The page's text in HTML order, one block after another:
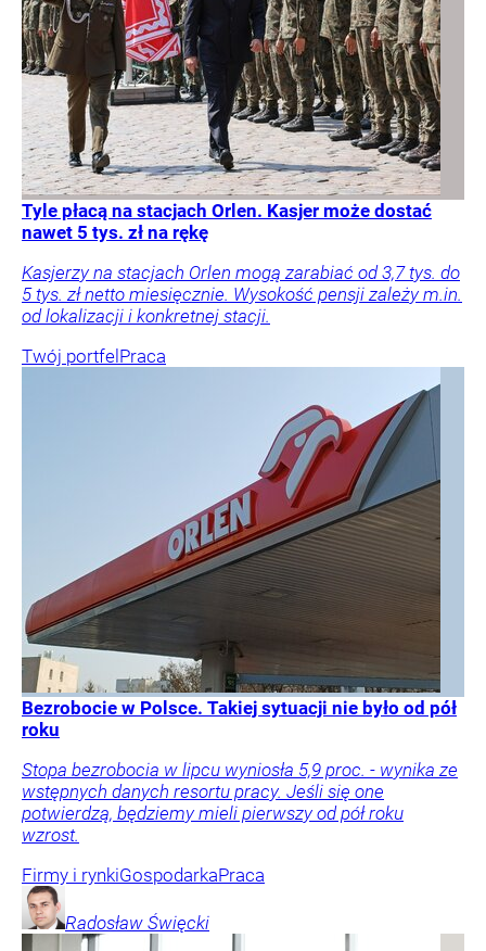
Tyle płacą na stacjach Orlen. Kasjer może dostać
nawet 5 tys. zł na rękę
Kasjerzy na stacjach Orlen mogą zarabiać od 3,7 tys. do
5 tys. zł netto miesięcznie. Wysokość pensji zależy m.in.
od lokalizacji i konkretnej stacji.
Twój portfelPraca
Bezrobocie w Polsce. Takiej sytuacji nie było od pół
roku
Stopa bezrobocia w lipcu wyniosła 5,9 proc. - wynika ze
wstępnych danych resortu pracy. Jeśli się one
potwierdzą, będziemy mieli pierwszy od pół roku
wzrost.
Firmy i rynkiGospodarkaPraca
Radosław Święcki